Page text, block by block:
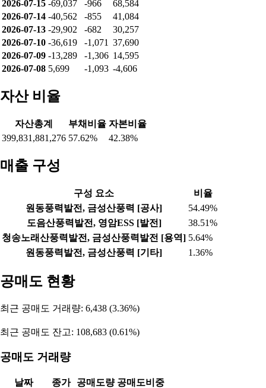
2026-07-15 -69,037 -966
68,584
2026-07-14 -40,562 -855
41,084
2026-07-13 -29,902 -682
30,257
2026-07-10 -36,619 -1,071 37,690
2026-07-09 -13,289 -1,306 14,595
2026-07-08 5,699 -1,093 -4,606
자산 비율
자산총계 부채비율 자본비율
399,831,881,276 57.62% 42.38%
매출 구성
구성 요소
비율
원동풍력발전, 금성산풍력 [공사]
54.49%
도음산풍력발전, 영암ESS [발전]
38.51%
청송노래산풍력발전, 금성산풍력발전 [용역] 5.64%
원동풍력발전, 금성산풍력 [기타]
1.36%
공매도 현황
최근 공매도 거래량: 6,438 (3.36%)
최근 공매도 잔고: 108,683 (0.61%)
공매도 거래량
날짜 종가 공매도량 공매도비중